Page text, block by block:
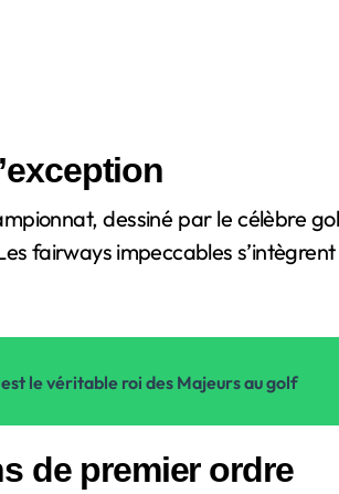
dessiné par le célèbre
fairways impeccables
le véritable roi des Majeurs au golf
de premier ordre